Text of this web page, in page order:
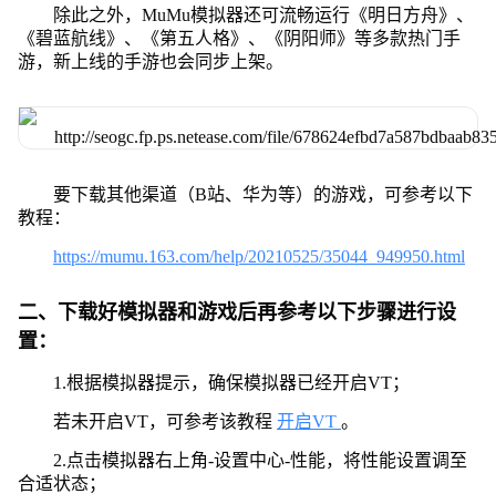
除此之外，MuMu模拟器还可流畅运行《明日方舟》、
《碧蓝航线》、《第五人格》、《阴阳师》等多款热门手
游，新上线的手游也会同步上架。
要下载其他渠道（B站、华为等）的游戏，可参考以下
教程：
https://mumu.163.com/help/20210525/35044_949950.html
二、下载好模拟器和游戏后再参考以下步骤进行设
置：
1.根据模拟器提示，确保模拟器已经开启VT；
若未开启VT，可参考该教程 开启VT 。
2.点击模拟器右上角-设置中心-性能，将性能设置调至
合适状态；